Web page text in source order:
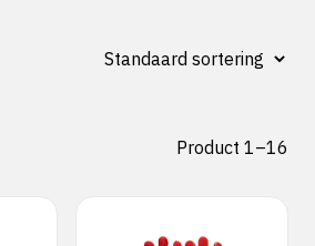
Product 1–16